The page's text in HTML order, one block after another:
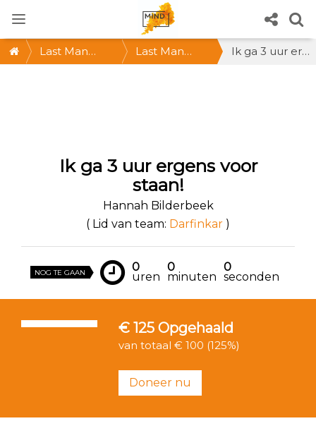
Last Man
Last Man
* Doe mee!
Ik ga 3 uur ergens voor staan!
Ik ga 3 uur ergens voor
staan!
Hannah Bilderbeek
( Lid van team: Darfinkar )
NOG TE GAAN 0
uren
0
minuten
0
seconden
€ 125 Opgehaald
van totaal € 100 (125%)
Doneer nu